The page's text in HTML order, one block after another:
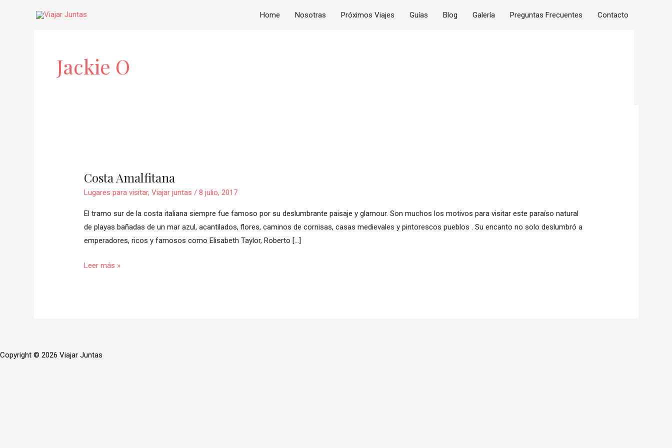
Home Nosotras Próximos Viajes Guías Blog Galería Preguntas Frecuentes Contacto
Jackie O
Costa Amalfitana
Lugares para visitar, Viajar juntas / 8 julio, 2017
El tramo sur de la costa italiana siempre fue famoso por su deslumbrante paisaje y glamour. Son muchos los motivos para visitar este paraíso natural
de playas bañadas de un mar azul, acantilados, flores, caminos de cornisas, casas medievales y pintorescos pueblos . Su encanto no solo deslumbró a
emperadores, ricos y famosos como Elisabeth Taylor, Roberto […]
Leer más »
Copyright © 2026 Viajar Juntas